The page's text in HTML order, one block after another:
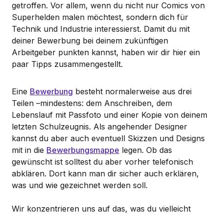
getroffen. Vor allem, wenn du nicht nur Comics von
Superhelden malen möchtest, sondern dich für
Technik und Industrie interessierst. Damit du mit
deiner Bewerbung bei deinem zukünftigen
Arbeitgeber punkten kannst, haben wir dir hier ein
paar Tipps zusammengestellt.
Eine Bewerbung besteht normalerweise aus drei
Teilen –mindestens: dem Anschreiben, dem
Lebenslauf mit Passfoto und einer Kopie von deinem
letzten Schulzeugnis. Als angehender Designer
kannst du aber auch eventuell Skizzen und Designs
mit in die Bewerbungsmappe legen. Ob das
gewünscht ist solltest du aber vorher telefonisch
abklären. Dort kann man dir sicher auch erklären,
was und wie gezeichnet werden soll.
Wir konzentrieren uns auf das, was du vielleicht